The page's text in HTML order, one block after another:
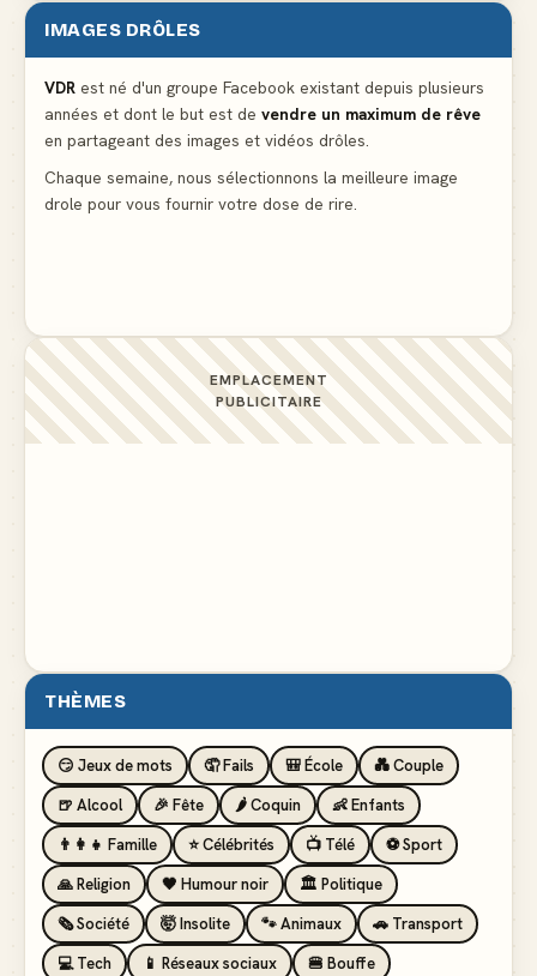
Et vous prétendez que la lumière du frigo s'éteint
Lidl propose un climatiseur avec gants de boxe et
protège-dent offerts
IMAGES DRÔLES
VDR est né d'un groupe Facebook existant depuis plusieurs
années et dont le but est de vendre un maximum de rêve
en partageant des images et vidéos drôles.
Chaque semaine, nous sélectionnons la meilleure image
drole pour vous fournir votre dose de rire.
EMPLACEMENT
PUBLICITAIRE
THÈMES
😏 Jeux de mots 🤦 Fails 🎒 École
💑 Couple
🍺 Alcool
🎉 Fête 🌶️ Coquin
👶 Enfants
👨‍👩‍👧 Famille
⭐ Célébrités 📺 Télé
⚽ Sport
🙏 Religion
🖤 Humour noir
🏛️ Politique
🗞️ Société
🤯 Insolite 🐾 Animaux
🚗 Transport
💻 Tech
📱 Réseaux sociaux
🍔 Bouffe